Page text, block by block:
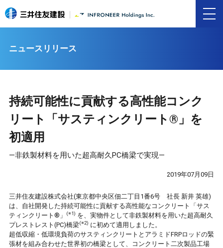
ニュースリリース
持続可能性に貢献する高性能コンク
リート「サスティンクリート®」を
初適用
―非鉄製材料を用いた超高耐久PC橋梁で実現―
2019年07月09日
三井住友建設株式会社(東京都中央区佃二丁目1番6号 社長 新井 英雄)
は、自社開発した持続可能性に貢献する高性能なコンクリート「サス
ティンクリート®」
(※1) を、実物件として非鉄製材料を用いた超高耐久
プレストレスト(PC)橋梁(※2) に初めて適用しました。
超低収縮・低環境負荷のサスティンクリートとアラミドFRPロッドの緊
張材を組み合わせた世界初の橋梁として、コンクリート二次製品工場